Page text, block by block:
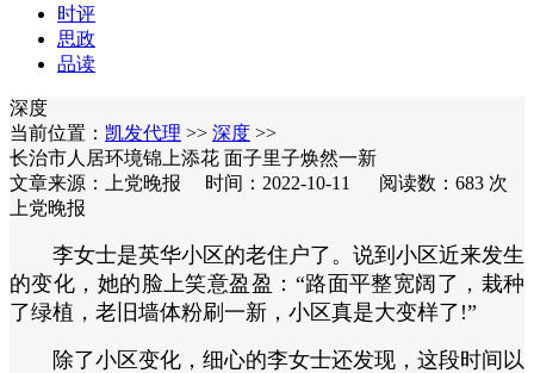
时评
思政
品读
深度
当前位置： 凯发代理 >> 深度 >>
长治市人居环境锦上添花 面子里子焕然一新
文章来源：上党晚报 时间：2022-10-11 阅读数： 683 次
上党晚报
李女士是英华小区的老住户了。说到小区近来发生
的变化，她的脸上笑意盈盈：“路面平整宽阔了，栽种
了绿植，老旧墙体粉刷一新，小区真是大变样了!”
除了小区变化，细心的李女士还发现，这段时间以